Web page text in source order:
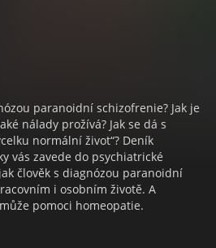
paranoidní schizofrenie? Jak je
nálady prožívá? Jak se dá s
normální život“? Deník
vás zavede do psychiatrické
člověk s diagnózou paranoidní
i osobním životě. A
pomoci homeopatie.